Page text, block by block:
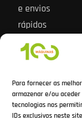
Para fornecer as
armazenar e/ou
tecnologias nos
IDs exclusivos neste
e envios
rápidos
para todo
o país.